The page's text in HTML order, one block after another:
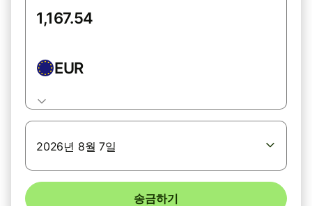
EUR
2026년 8월 7일
송금하기